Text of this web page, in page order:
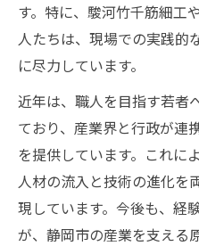
す。特に、駿河竹千筋細工
人たちは、現場での実践的
に尽力しています。
近年は、職人を目指す若者
ており、産業界と行政が連
を提供しています。これに
人材の流入と技術の進化を
現しています。今後も、経
が、静岡市の産業を支える